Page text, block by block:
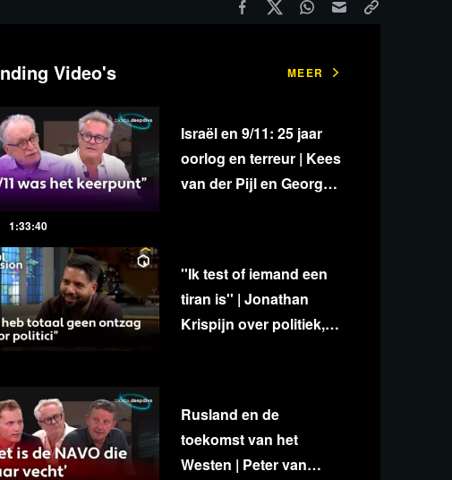
Video's MEER
1:33:40
Israël en 9/11: 25 jaar
oorlog en terreur | Kees
van der Pijl en George
''Ik test of iemand een
tiran is'' | Jonathan
Krispijn over politiek,
Rusland en de
toekomst van het
Westen | Peter van